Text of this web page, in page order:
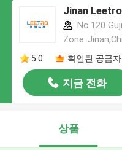
Jinan
No.120
5.0
확인된 공급자
지금 전화
상품